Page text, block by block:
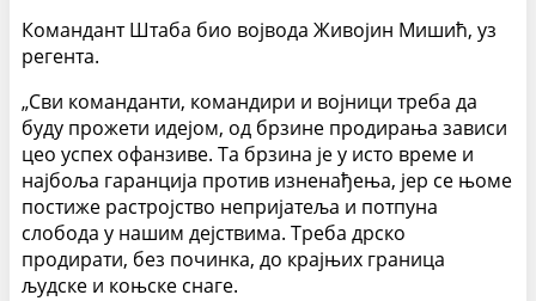
Командант Штаба био војвода Живојин Мишић, уз
регента.
„Сви команданти, командири и војници треба да
буду прожети идејом, од брзине продирања зависи
цео успех офанзиве. Та брзина је у исто време и
најбоља гаранција против изненађења, јер се њоме
постиже растројство непријатеља и потпуна
слобода у нашим дејствима. Треба дрско
продирати, без починка, до крајњих граница
људске и коњске снаге.